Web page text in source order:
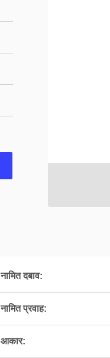
नामित दबाव:
नामित प्रवाह:
आकार: